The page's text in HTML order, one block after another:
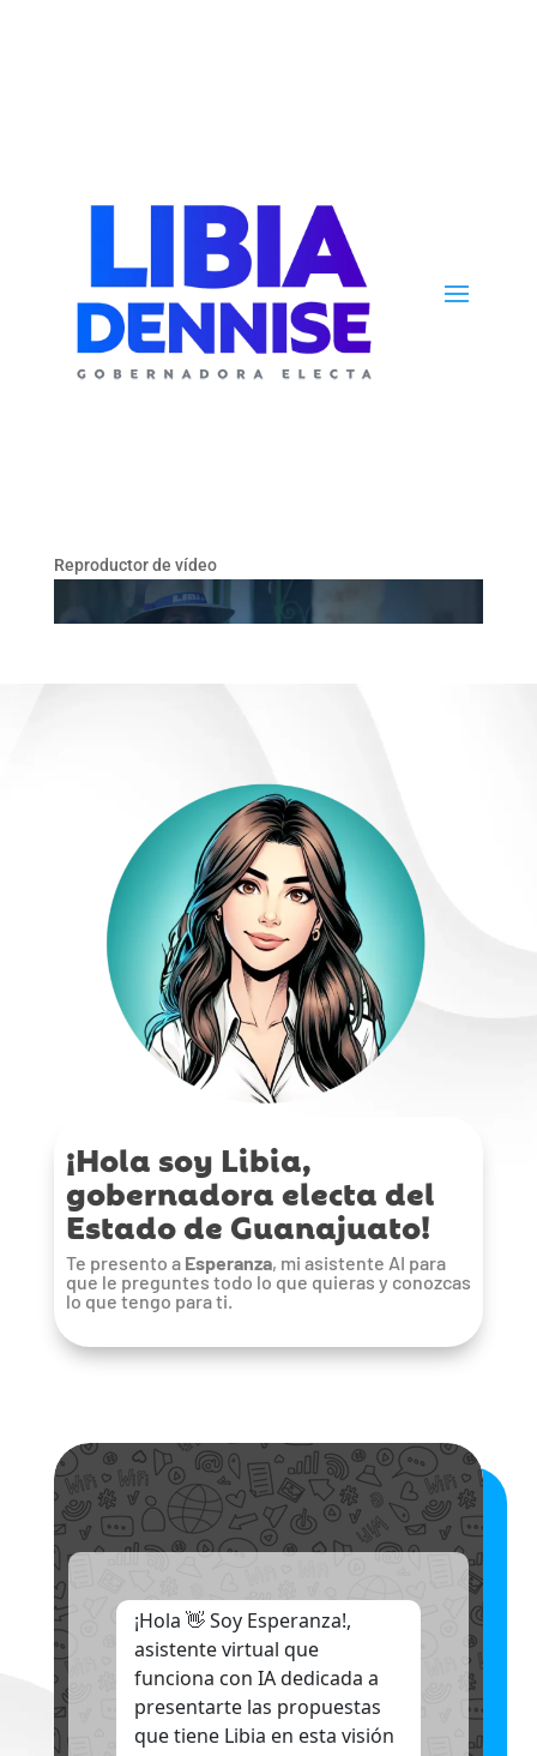
Reproductor de vídeo
¡Hola soy Libia,
gobernadora electa del
Estado de Guanajuato!
Te presento a Esperanza, mi asistente AI para
que le preguntes todo lo que quieras y conozcas
lo que tengo para ti.